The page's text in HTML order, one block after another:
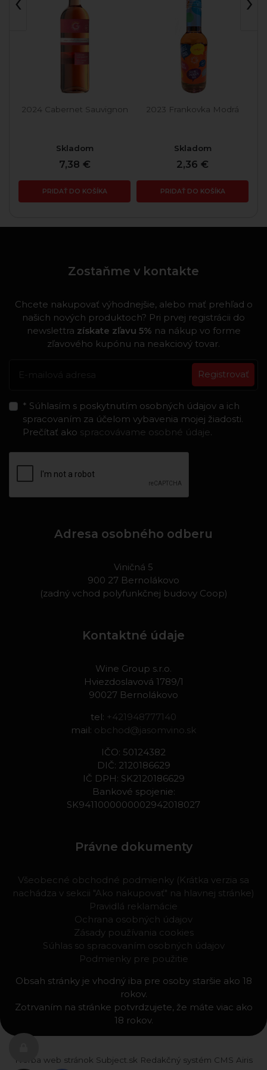
2024 Cabernet Sauvignon
Skladom
7,38 €
PRIDAŤ DO KOŠÍKA
2023 Frankovka Modrá
Skladom
2,36 €
PRIDAŤ DO KOŠÍKA
Zostaňme v kontakte
Chcete nakupovať výhodnejšie, alebo mať prehľad o
našich nových produktoch? Pri prvej registrácii do
newslettra získate zľavu 5% na nákup vo forme
zľavového kupónu na neakciový tovar.
Registrovať
* Súhlasím s poskytnutím osobných údajov a ich
spracovaním za účelom vybavenia mojej žiadosti.
Prečítať ako spracovávame osobné údaje.
Adresa osobného odberu
Viničná 5
900 27 Bernolákovo
(zadný vchod polyfunkčnej budovy Coop)
Kontaktné údaje
Wine Group s.r.o.
Hviezdoslavová 1789/1
90027 Bernolákovo
tel: +421948777140
mail: obchod@jasomvino.sk
IČO: 50124382
DIČ: 2120186629
IČ DPH: SK2120186629
Bankové spojenie:
SK9411000000002942018027
Právne dokumenty
Všeobecné obchodné podmienky (Krátka verzia sa
nachádza v sekcii "Ako nakupovať" na hlavnej stránke)
Pravidlá reklamácie
Ochrana osobných údajov
Zásady používania cookies
Súhlas so spracovaním osobných údajov
Podmienky pre použitie
Obsah stránky je vhodný iba pre osoby staršie ako 18
rokov.
Zotrvaním na stránke potvrdzujete, že máte viac ako
18 rokov.
Tvorba web stránok Subject.sk Redakčný systém CMS Airis